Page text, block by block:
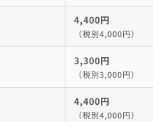
4,400円
（税別4,000円）
3,300円
（税別3,000円）
4,400円
（税別4,000円）